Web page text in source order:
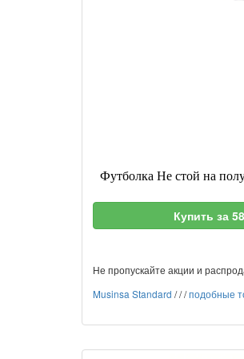
Футболка Не стой на
Купить за
Не пропускайте акции и
Musinsa Standard ///подобные